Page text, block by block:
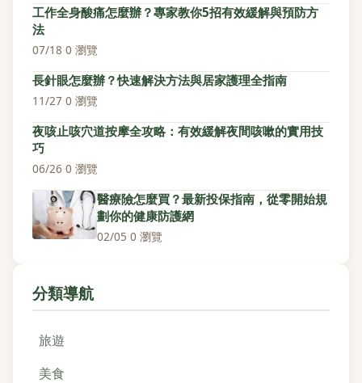
工作全身酸痛怎麼辦？專家教你5招有效緩解與預防方
法
07/18·0 瀏覽
長針眼怎麼辦？快速解決方法與居家護理全指南
11/27·0 瀏覽
夜咳止咳穴道按摩全攻略：有效緩解夜間咳嗽的實用技
巧
06/26·0 瀏覽
醫療險怎麼買？最新投保指南，從零開始規
劃你的健康防護網
02/05·0 瀏覽
分類導航
旅遊
美食